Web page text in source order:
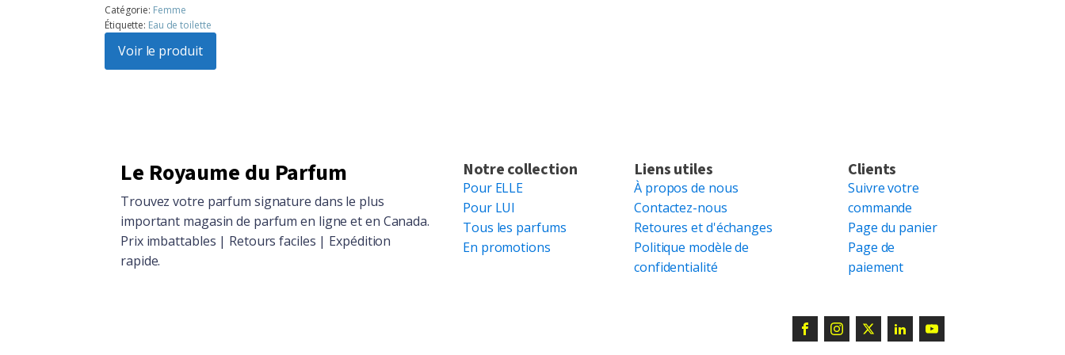
prix
initial
était :
$104.86.
prix
actuel
est :
$94.15.
Catégorie: Femme
Étiquette: Eau de toilette
Voir le produit
Le Royaume du Parfum
Trouvez votre parfum signature dans le plus
important magasin de parfum en ligne et en Canada.
Prix imbattables | Retours faciles | Expédition
rapide.
Notre collection
Pour ELLE
Pour LUI
Tous les parfums
En promotions
Liens utiles
À propos de nous
Contactez-nous
Retoures et d'échanges
Politique modèle de
confidentialité
Clients
Suivre votre
commande
Page du panier
Page de
paiement